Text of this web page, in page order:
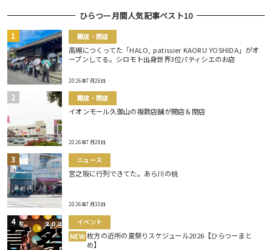
ひらつー月間人気記事ベスト10
開店・閉店
高槻につくってた「HALO, patissier KAORU YOSHIDA」がオ
ープンしてる。シロモト出身世界3位パティシエのお店
2026年7月26日
開店・閉店
イオンモール久御山の複数店舗が開店＆閉店
2026年7月29日
ニュース
宮之阪に行列できてた。あら川の桃
2026年7月10日
イベント
NEW 枚方の近所の夏祭りスケジュール2026【ひらつーまと
め】